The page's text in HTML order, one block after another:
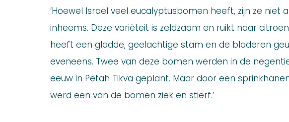
‘Hoewel Israël veel eucalyptusbomen heeft, zijn ze niet
inheems. Deze variëteit is zeldzaam en ruikt naar
heeft een gladde, geelachtige stam en de bladeren
eveneens. Twee van deze bomen werden in de
eeuw in Petah Tikva geplant. Maar door een
werd een van de bomen ziek en stierf.’